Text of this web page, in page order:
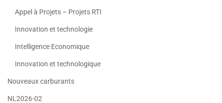
Appel à Projets – Projets RTI
Innovation et technologie
Intelligence Economique
Innovation et technologique
Nouveaux carburants
NL2026-02